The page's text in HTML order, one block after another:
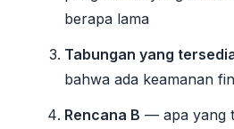
berapa lama
Tabungan yang
bahwa ada keamanan
Rencana B — apa yang